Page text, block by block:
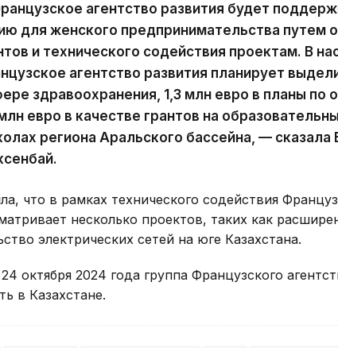
агентство развития будет
для женского предпринимательства путем
и технического содействия проектам. В
агентство развития планирует
здравоохранения, 1,3 млн евро в планы по
евро в качестве грантов на
региона Аральского бассейна, — сказала
что в рамках технического содействия
несколько проектов, таких как
электрических сетей на юге Казахстана.
октября 2024 года группа Французского
в Казахстане.